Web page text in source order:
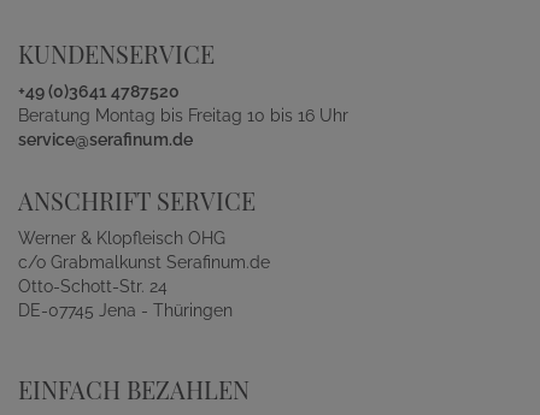
KUNDENSERVICE
+49 (0)3641 4787520
Beratung Montag bis Freitag 10 bis 16 Uhr
service@serafinum.de
ANSCHRIFT SERVICE
Werner & Klopfleisch OHG
c/o Grabmalkunst Serafinum.de
Otto-Schott-Str. 24
DE-07745 Jena - Thüringen
EINFACH BEZAHLEN